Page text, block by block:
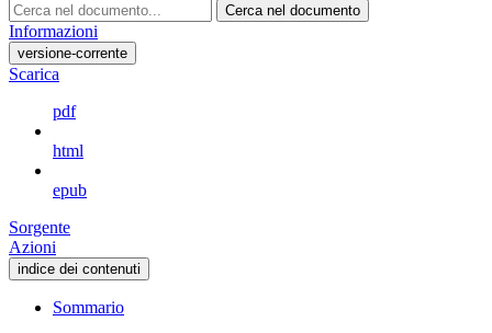
Cerca nel documento
Informazioni
versione-corrente
Scarica
pdf
html
epub
Sorgente
Azioni
indice dei contenuti
Sommario